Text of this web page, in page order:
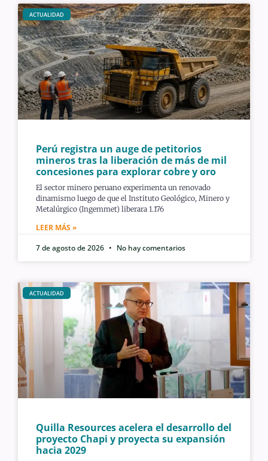
ACTUALIDAD
Perú registra un auge de petitorios
mineros tras la liberación de más de mil
concesiones para explorar cobre y oro
El sector minero peruano experimenta un renovado
dinamismo luego de que el Instituto Geológico, Minero y
Metalúrgico (Ingemmet) liberara 1.176
LEER MÁS »
7 de agosto de 2026
No hay comentarios
ACTUALIDAD
Quilla Resources acelera el desarrollo del
proyecto Chapi y proyecta su expansión
hacia 2029